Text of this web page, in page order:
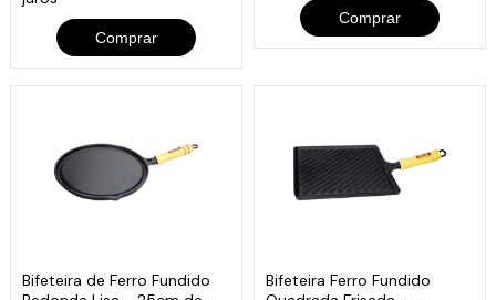
Comprar
Comprar
Bifeteira de Ferro Fundido
Bifeteira Ferro Fundido